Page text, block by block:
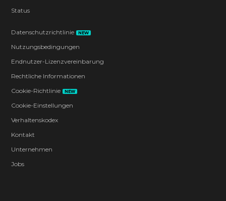
Status
Datenschutzrichtlinie NEW
Nutzungsbedingungen
Endnutzer-Lizenzvereinbarung
Rechtliche Informationen
Cookie-Richtlinie
NEW
Cookie-Einstellungen
Verhaltenskodex
Kontakt
Unternehmen
Jobs